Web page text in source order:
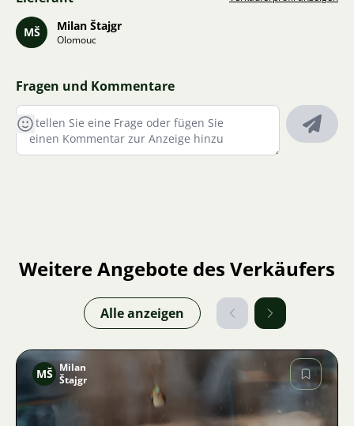
MŠ Milan Štajgr
Olomouc
Fragen und Kommentare
Weitere Angebote des Verkäufers
Alle anzeigen
MŠ Milan
Štajgr